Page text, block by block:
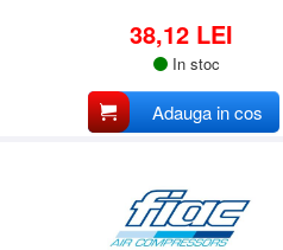
38,12 LEI
In stoc
Adauga in cos